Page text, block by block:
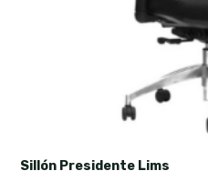
Sillón Presidente Lims